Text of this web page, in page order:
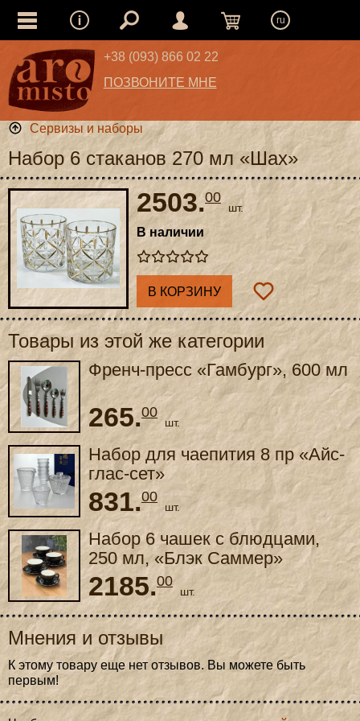
ru
+38 (093) 866 02 22
ПОЗВОНИТЕ МНЕ
Сервизы и наборы
Набор 6 стаканов 270 мл «Шах»
2503.00
шт.
В наличии
В КОРЗИНУ
Товары из этой же категории
Френч-пресс «Гамбург», 600 мл
265.00
шт.
Набор для чаепития 8 пр «Айс-
глас-сет»
гайвань150мл/170мл/60мл
831.00
шт.
Набор 6 чашек с блюдцами,
250 мл, «Блэк Саммер»
2185.00
шт.
Мнения и отзывы
К этому товару еще нет отзывов. Вы можете быть
первым!